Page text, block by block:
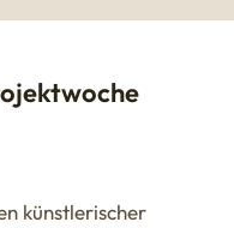
künstlerischer